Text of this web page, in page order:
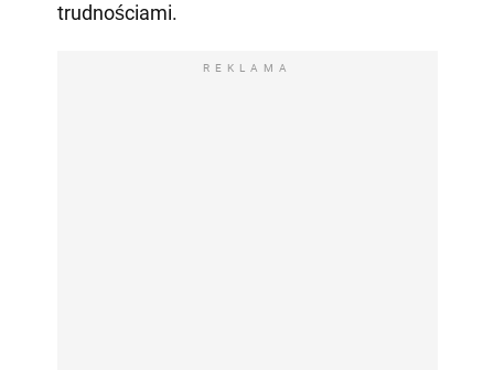
trudnościami.
REKLAMA